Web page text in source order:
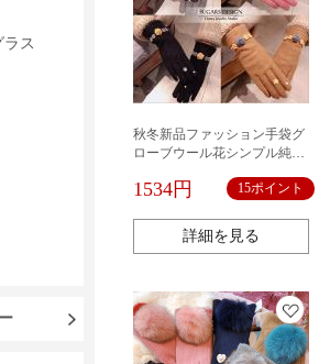
ラス
秋冬新品ファッション手袋グ
ローブウール花シンプル純色
1534円 15ポイント
詳細を見る